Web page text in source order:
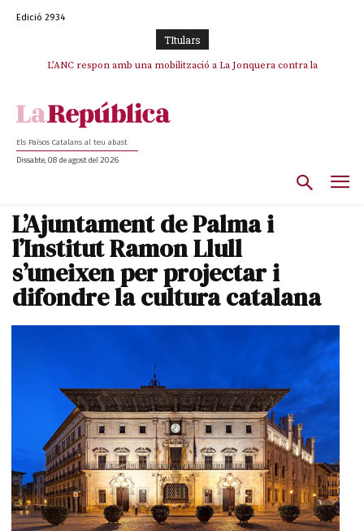
Edició 2934
TItulars
L’ANC respon amb una mobilització a La Jonquera contra la
SOS Costa Brava es planta contra la “nefasta” prolongació de la C-32 i
Els Països Catalans al teu abast
Dissabte, 08 de agost del 2026
L’Ajuntament de Palma i
l’Institut Ramon Llull
s’uneixen per projectar i
difondre la cultura catalana